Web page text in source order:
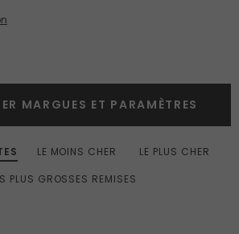
LE MOINS CHER
LE PLUS CHER
PLUS GROSSES REMISES
MARGUES ET PARAMÈTRES